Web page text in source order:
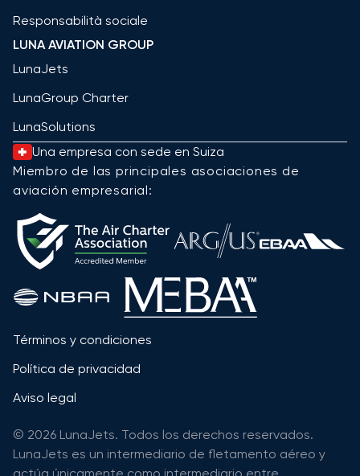
Responsabilità sociale
LUNA AVIATION GROUP
LunaJets
LunaGroup Charter
LunaSolutions
Una empresa con sede en Suiza
Miembro de las principales asociaciones de
aviación empresarial:
Términos y condiciones
Política de privacidad
Aviso legal
© 2026 LunaJets. Todos los derechos reservados.
LunaJets es un intermediario de fletamento aéreo y